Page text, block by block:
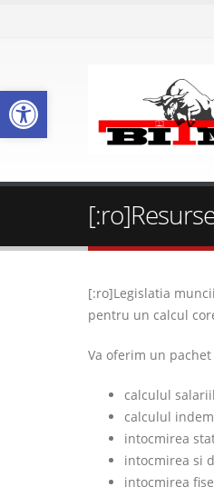
[:ro]Legislatia
pentru un calcul
Va oferim un
calculul
calculul
intocmirea
intocmirea si
intocmirea
Deschide bara